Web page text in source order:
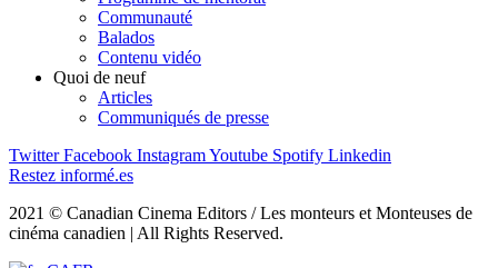
Communauté
Balados
Contenu vidéo
Quoi de neuf
Articles
Communiqués de presse
Twitter Facebook InstagramYoutube Spotify Linkedin
Restez informé.es
2021 © Canadian Cinema Editors / Les monteurs et Monteuses de
cinéma canadien | All Rights Reserved.